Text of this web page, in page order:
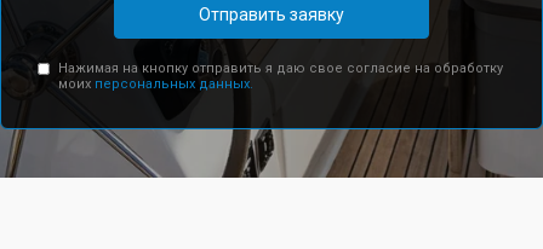
Отправить заявку
Нажимая на кнопку отправить я даю свое согласие на обработку
моих персональных данных.